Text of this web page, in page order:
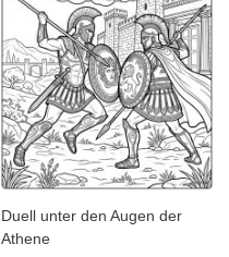
Duell unter den Augen der
Athene